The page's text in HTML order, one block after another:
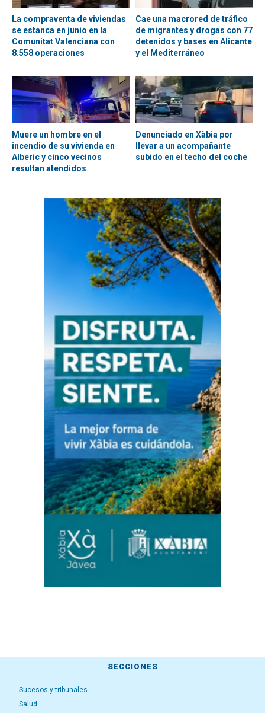
La compraventa de viviendas
se estanca en junio en la
Comunitat Valenciana con
8.558 operaciones
Cae una macrored de tráfico
de migrantes y drogas con 77
detenidos y bases en Alicante
y el Mediterráneo
Muere un hombre en el
incendio de su vivienda en
Alberic y cinco vecinos
resultan atendidos
Denunciado en Xàbia por
llevar a un acompañante
subido en el techo del coche
SECCIONES
Sucesos y tribunales
Salud